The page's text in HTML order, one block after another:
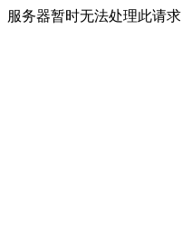
服务器暂时无法处理此请求